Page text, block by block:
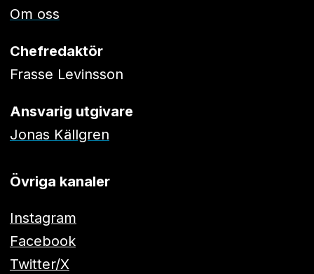
Om oss
Chefredaktör
Frasse Levinsson
Ansvarig utgivare
Jonas Källgren
Övriga kanaler
Instagram
Facebook
Twitter/X